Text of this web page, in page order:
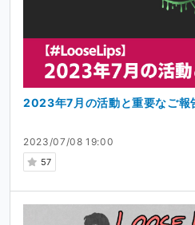
2023/07/08 19:00
57
2023年7月の活動と重要なご報